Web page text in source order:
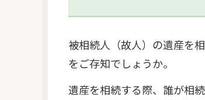
被相続人（故人）の遺産を
をご存知でしょうか。
遺産を相続する際、誰が相